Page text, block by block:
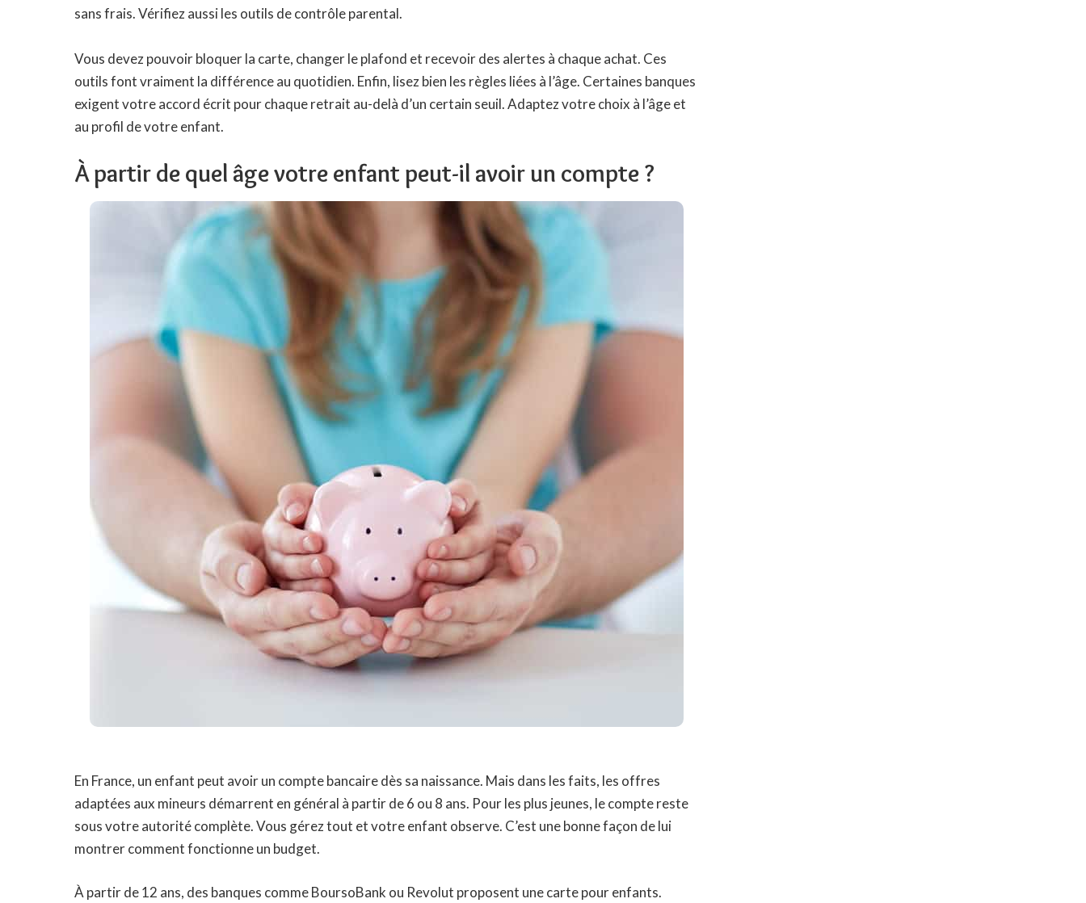
sans frais. Vérifiez aussi les outils de contrôle parental.
Vous devez pouvoir bloquer la carte, changer le plafond et recevoir des alertes à chaque achat. Ces
outils font vraiment la différence au quotidien. Enfin, lisez bien les règles liées à l’âge. Certaines banques
exigent votre accord écrit pour chaque retrait au-delà d’un certain seuil. Adaptez votre choix à l’âge et
au profil de votre enfant.
À partir de quel âge votre enfant peut-il avoir un compte ?
En France, un enfant peut avoir un compte bancaire dès sa naissance. Mais dans les faits, les offres
adaptées aux mineurs démarrent en général à partir de 6 ou 8 ans. Pour les plus jeunes, le compte reste
sous votre autorité complète. Vous gérez tout et votre enfant observe. C’est une bonne façon de lui
montrer comment fonctionne un budget.
À partir de 12 ans, des banques comme BoursoBank ou Revolut proposent une carte pour enfants.